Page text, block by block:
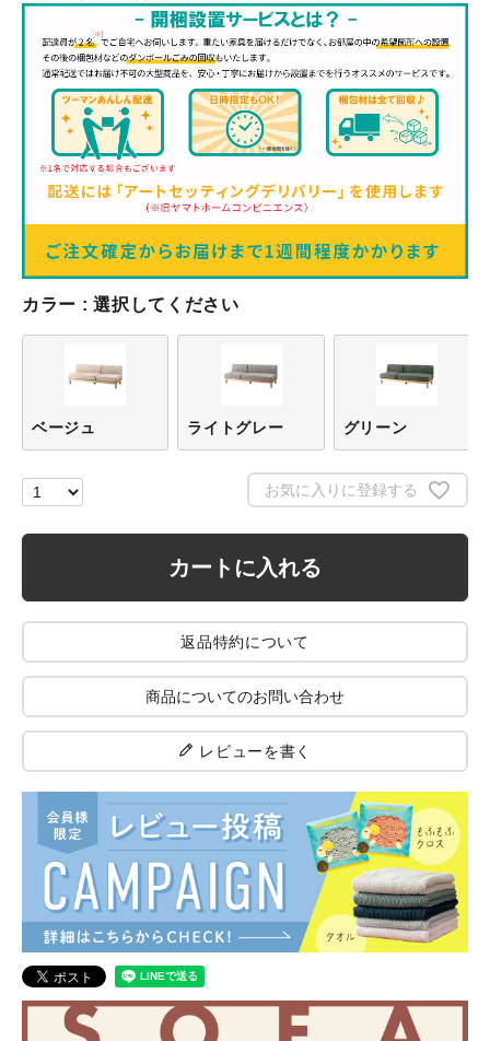
カラー 選択してください
ベージュ ライトグレー グリーン
お気に入りに登録する
カートに入れる
返品特約について
商品についてのお問い合わせ
レビューを書く